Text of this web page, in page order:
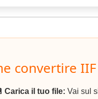
convertire IIF
Carica il tuo file: Vai sul